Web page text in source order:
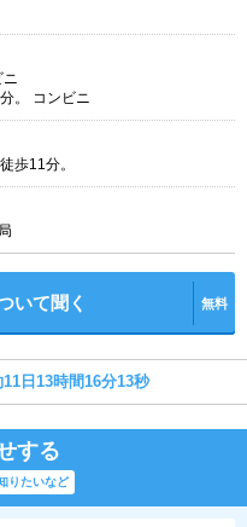
。 コンビニ
歩11分。
いて聞く 無料
日13時間16分12秒
する
りたいなど